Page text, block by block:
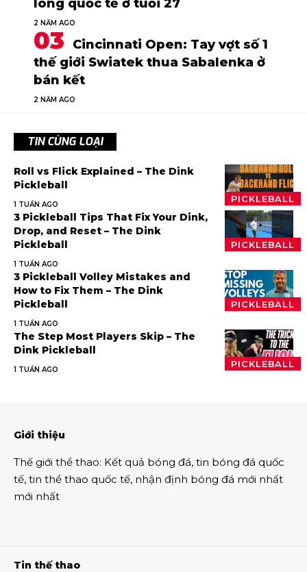
lông quốc tế ở tuổi 27
2 NĂM AGO
Cincinnati Open: Tay vợt số 1
thế giới Swiatek thua Sabalenka ở
bán kết
2 NĂM AGO
TIN CÙNG LOẠI
PICKLEBALL
Roll vs Flick Explained – The Dink
Pickleball
1 TUẦN AGO
PICKLEBALL
3 Pickleball Tips That Fix Your Dink,
Drop, and Reset – The Dink
Pickleball
1 TUẦN AGO
PICKLEBALL
3 Pickleball Volley Mistakes and
How to Fix Them – The Dink
Pickleball
1 TUẦN AGO
PICKLEBALL
The Step Most Players Skip – The
Dink Pickleball
1 TUẦN AGO
Giới thiệu
Thế giới thể thao: Kết quả bóng đá, tin bóng đá quốc
tế, tin thể thao quốc tế, nhận định bóng đá mới nhất
mới nhất
Tin thế thao